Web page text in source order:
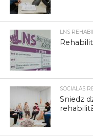
LNS
SOCIĀLĀS
Sniedz